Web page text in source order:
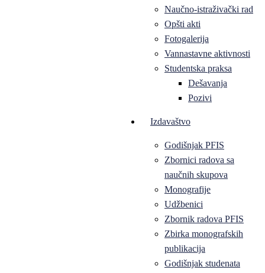
Naučno-istraživački rad
Opšti akti
Fotogalerija
Vannastavne aktivnosti
Studentska praksa
Dešavanja
Pozivi
Izdavaštvo
Godišnjak PFIS
Zbornici radova sa
naučnih skupova
Monografije
Udžbenici
Zbornik radova PFIS
Zbirka monografskih
publikacija
Godišnjak studenata